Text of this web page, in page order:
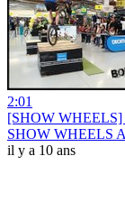
2:01
[SHOW
SHOW WHEELS
il y a 10 ans